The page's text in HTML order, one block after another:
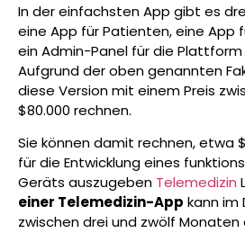
In der einfachsten App gibt es
eine App für Patienten, eine App
ein Admin-Panel für die Plattform
Aufgrund der oben genannten
diese Version mit einem Preis
$80.000 rechnen.
Sie können damit rechnen, etwa
für die Entwicklung eines
Geräts auszugeben Telemedizin
einer Telemedizin-App kann im
zwischen drei und zwölf Monaten